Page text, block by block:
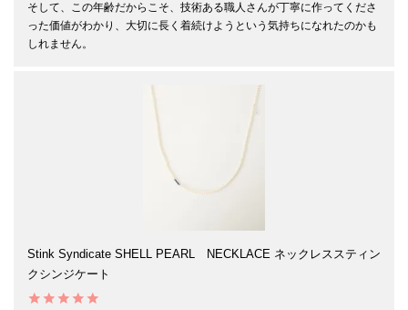
そして、この年齢だからこそ、技術ある職人さんが丁寧に作ってくださ
った価値がわかり、大切に長く着続けようという気持ちになれたのかも
しれません。
Stink Syndicate SHELL PEARL NECKLACE ネックレススティン
クシンジケート